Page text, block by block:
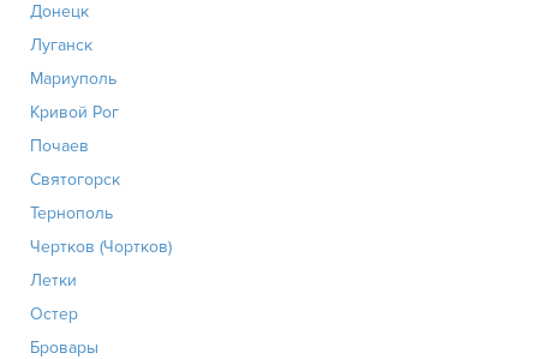
Донецк
Луганск
Мариуполь
Кривой Рог
Почаев
Святогорск
Тернополь
Чертков (Чортков)
Летки
Остер
Бровары